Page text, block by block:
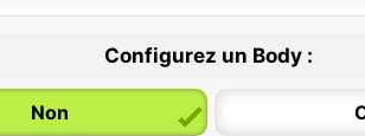
Configurez un Body :
Non